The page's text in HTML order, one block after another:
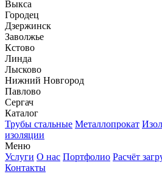
Выкса
Городец
Дзержинск
Заволжье
Кстово
Линда
Лысково
Нижний Новгород
Павлово
Сергач
Каталог
Трубы стальные Металлопрокат
изоляции
Меню
Услуги О нас Портфолио Расчёт
Контакты